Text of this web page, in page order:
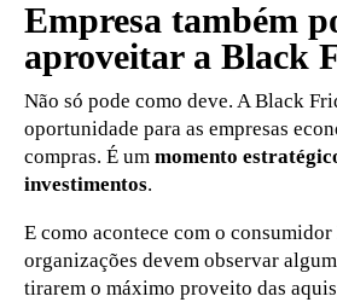
Empresa também
aproveitar a Black
Não só pode como deve. A Black
oportunidade para as empresas
compras. É um momento
investimentos.
E como acontece com o consumidor
organizações devem observar
tirarem o máximo proveito das